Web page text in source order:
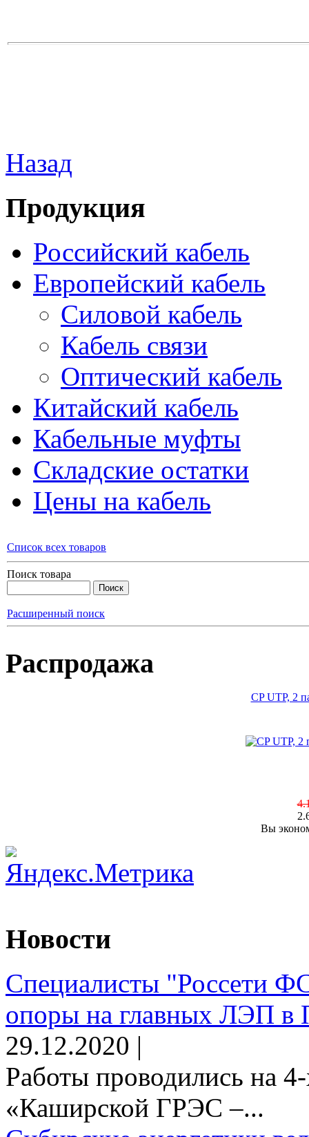
Назад
Продукция
Российский кабель
Европейский кабель
Силовой кабель
Кабель связи
Оптический кабель
Китайский кабель
Кабельные муфты
Складские остатки
Цены на кабель
Список всех товаров
Поиск товара
Расширенный поиск
Распродажа
CP UTP, 2
Вы
Новости
Специалисты "Россети
опоры на главных ЛЭП в
29.12.2020 |
Работы проводились на
«Каширской ГРЭС –...